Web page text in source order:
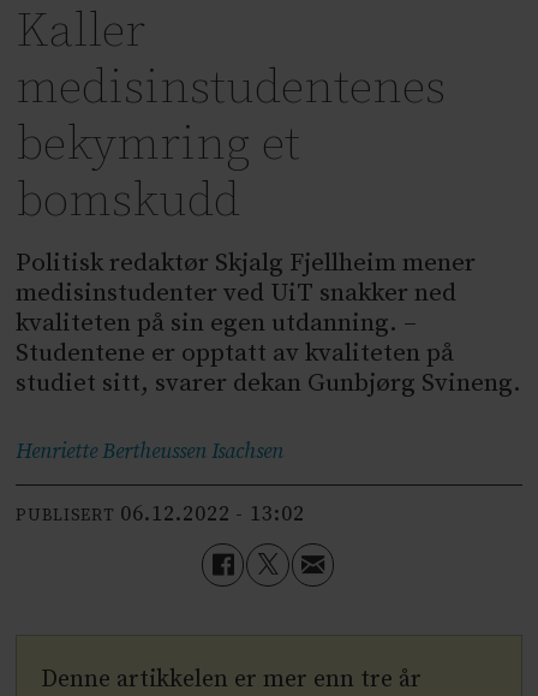
Kaller
medisinstudentenes
bekymring et
bomskudd
Politisk redaktør Skjalg Fjellheim mener
medisinstudenter ved UiT snakker ned
kvaliteten på sin egen utdanning. –
Studentene er opptatt av kvaliteten på
studiet sitt, svarer dekan Gunbjørg Svineng.
Henriette BertheussenIsachsen
PUBLISERT 06.12.2022 - 13:02
Denne artikkelen er mer enn tre år